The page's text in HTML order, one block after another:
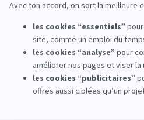
Pourquoi Paris est-elle
métiers de la culture ?